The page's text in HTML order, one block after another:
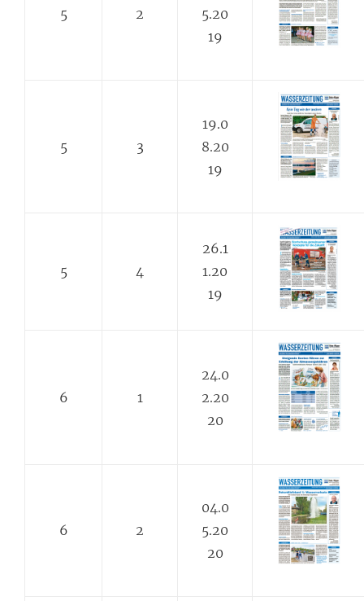
5 2
5.20
19
5 3
19.0
8.20
19
5 4
26.1
1.20
19
6 1
24.0
2.20
20
6 2
04.0
5.20
20